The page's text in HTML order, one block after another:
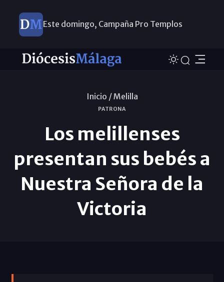
Este domingo, Campaña Pro Templos
Inicio /Melilla
PATRONA
Los melillenses
presentan sus bebés a
Nuestra Señora de la
Victoria